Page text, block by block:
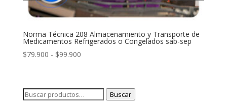
Norma Técnica 208 Almacenamiento y Transporte de
Medicamentos Refrigerados o Congelados sab-sep
$79.900 - $99.900Rango
desde
$79.900
Buscar
Buscar